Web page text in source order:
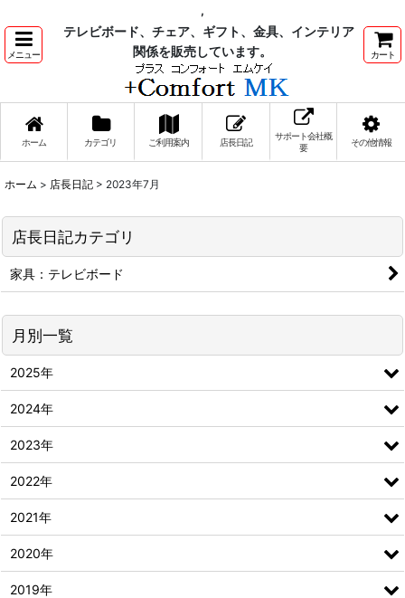
,
メニュー
テレビボード、チェア、ギフト、金具、インテリア
関係を販売しています。
カート
ホーム カテゴリ ご利用案内 店長日記
サポート会社概
要
その他情報
ホーム > 店長日記 > 2023年7月
店長日記カテゴリ
家具：テレビボード
月別一覧
2025年
2024年
2023年
2022年
2021年
2020年
2019年